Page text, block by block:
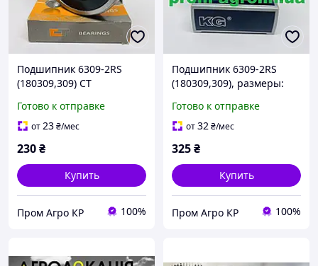
Подшипник 6309-2RS
(180309,309) CT
8210,AXE16386)
Готово к отправке
от23₴/мес
230₴
Купить
Пром Агро КР 100%
Подшипник 6309-2RS
(180309,309), размеры:
(AH221427,RE346079,RE30
8210,AXE16386) KG
Готово к отправке
от32₴/мес
325₴
Купить
Пром Агро КР 100%